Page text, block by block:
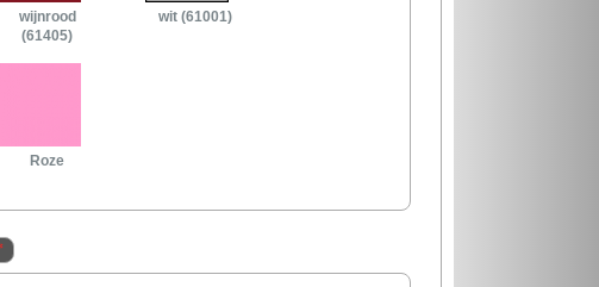
wijnrood
(61405)
wit (61001)
Roze